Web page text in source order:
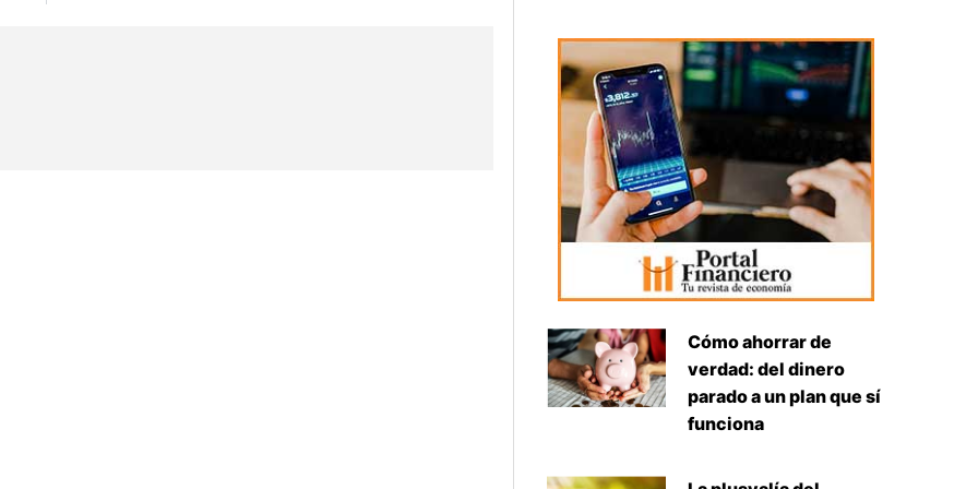
Cómo ahorrar de
verdad: del dinero
parado a un plan que sí
funciona